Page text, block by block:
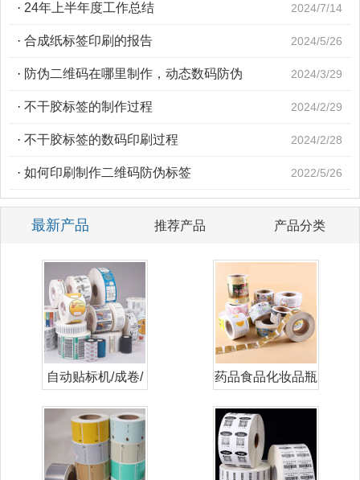
· 24年上半年度工作总结 2024/7/14
· 合成纸标签印刷的报告 2024/5/26
· 防伪二维码在哪里制作，动态数码防伪 2024/3/29
· 不干胶标签的制作过程 2024/2/29
· 不干胶标签的数码印刷过程 2024/2/28
· 如何印刷制作二维码防伪标签 2022/5/26
最新产品 推荐产品 产品分类
自动贴标机/成卷/
药品食品化妆品瓶